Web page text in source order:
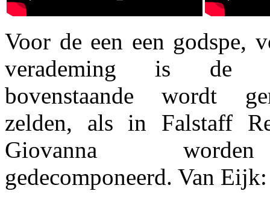
Voor de een een godspe,
verademing is de
bovenstaande wordt
zelden, als in Falstaff
Giovanna
gedecomponeerd. Van Eijk: